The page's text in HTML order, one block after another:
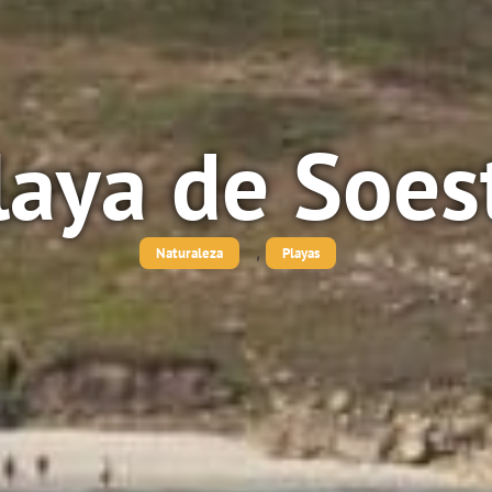
de
Naturaleza , Playas